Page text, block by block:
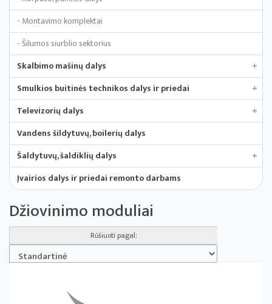
- Montavimo komplektai
- Šilumos siurblio sektorius
Skalbimo mašinų dalys
+
Smulkios buitinės technikos dalys ir priedai
+
Televizorių dalys
+
Vandens šildytuvų, boilerių dalys
Šaldytuvų, šaldiklių dalys
+
Įvairios dalys ir priedai remonto darbams
Džiovinimo moduliai
Rūšiuoti pagal: